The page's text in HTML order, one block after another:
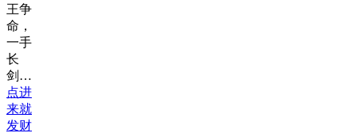
王争
命，
一手
长
剑…
点进
来就
发财